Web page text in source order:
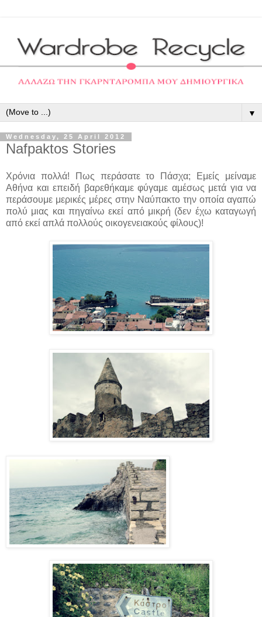
▼
Wednesday, 25 April 2012
Nafpaktos Stories
Χρόνια πολλά! Πως περάσατε το Πάσχα; Εμείς μείναμε
Αθήνα και επειδή βαρεθήκαμε φύγαμε αμέσως μετά για να
περάσουμε μερικές μέρες στην Ναύπακτο την οποία αγαπώ
πολύ μιας και πηγαίνω εκεί από μικρή (δεν έχω καταγωγή
από εκεί απλά πολλούς οικογενειακούς φίλους)!